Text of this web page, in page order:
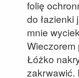
folię
do łazienki
mnie
Wieczorem
Łóżko
zakrwawić.